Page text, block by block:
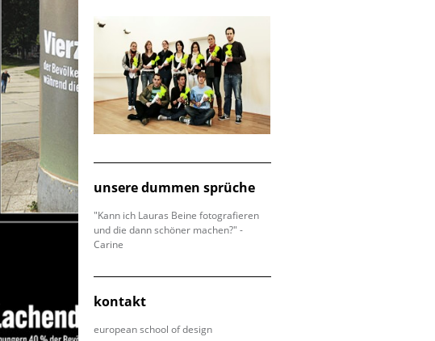
unsere dummen sprüche
"Kann ich Lauras Beine fotografieren
und die dann schöner machen?" -
Carine
kontakt
european school of design